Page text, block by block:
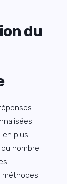
du
en plus
nombre
méthodes